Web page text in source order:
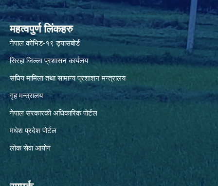
महत्वपुर्ण लिंकहरु
नेपाल कोभिड-१९ ड्यासबोर्ड
सिरहा जिल्ला प्रशासन कार्यलय
संघिय मामिला तथा सामान्य प्रशाशन मन्त्रालय
गृह मन्त्रालय
नेपाल सरकारको अधिकारिक पोर्टल
मधेश प्रदेश पोर्टल
लोक सेवा आयोग